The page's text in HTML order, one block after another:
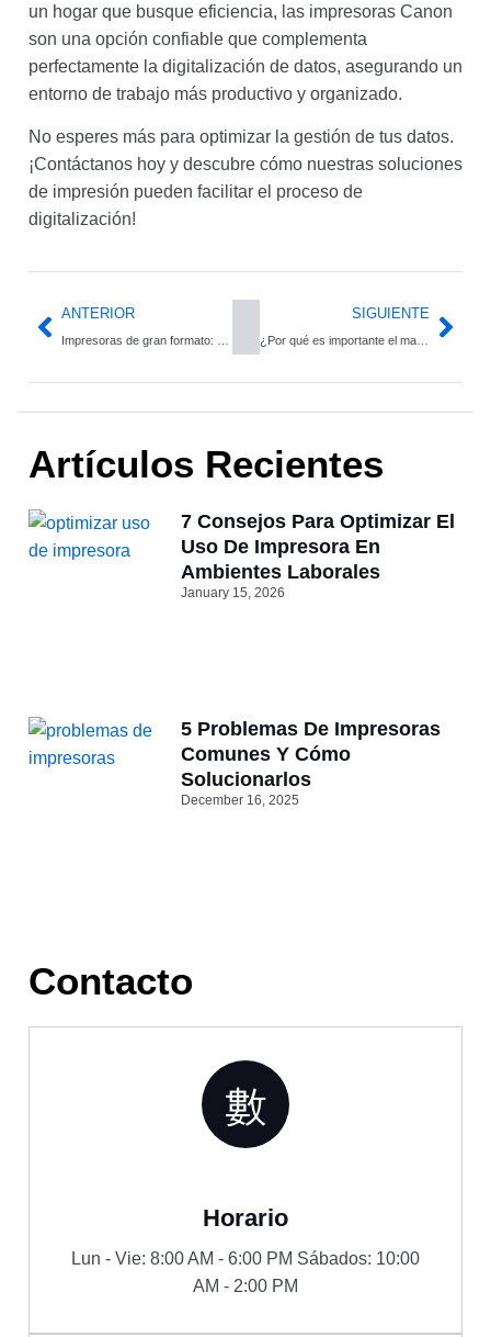
un hogar que busque eficiencia, las impresoras Canon
son una opción confiable que complementa
perfectamente la digitalización de datos, asegurando un
entorno de trabajo más productivo y organizado.
No esperes más para optimizar la gestión de tus datos.
¡Contáctanos hoy y descubre cómo nuestras soluciones
de impresión pueden facilitar el proceso de
digitalización!
ANTERIOR SIGUIENTE
¿Por qué es importante el mantenimiento de impresoras?
Artículos Recientes
7 Consejos Para Optimizar El
Uso De Impresora En
Ambientes Laborales
January 15, 2026
5 Problemas De Impresoras
Comunes Y Cómo
Solucionarlos
December 16, 2025
Contacto
Horario
Lun - Vie: 8:00 AM - 6:00 PM Sábados: 10:00
AM - 2:00 PM